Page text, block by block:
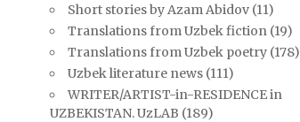
Short stories by Azam Abidov(11)
Translations from Uzbek fiction(19)
Translations from Uzbek poetry(178)
Uzbek literature news(111)
WRITER/ARTIST-in-RESIDENCE in
UZBEKISTAN. UzLAB (189)